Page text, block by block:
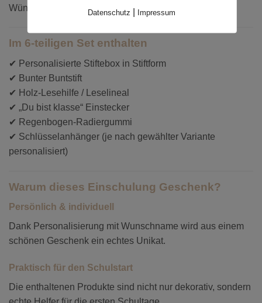
Wünschen.
Im 6-teiligen Set enthalten
✔ Personalisierte Stiftebox in Stiftform
✔ Bunter Buntstift
✔ Holz-Lesehilfe / Leselineal
✔ „Du bist klasse“ Einstecker
✔ Regenbogen-Radiergummi
✔ Schlüsselanhänger (je nach gewählter Variante
personalisiert)
Warum dieses Einschulung Geschenk?
Persönlich & individuell
Dank Personalisierung mit Wunschname wird aus einem
schönen Geschenk ein echtes Unikat.
Praktisch für den Schulstart
Die enthaltenen Produkte sind nicht nur dekorativ, sondern
Datenschutz Impressum